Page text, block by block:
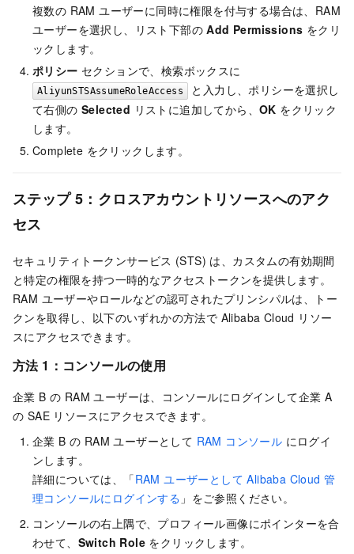
複数の RAM ユーザーに同時に権限を付与する場合は、RAM
ユーザーを選択し、リスト下部のAdd Permissions をクリ
ックします。
ポリシー セクションで、検索ボックスに
AliyunSTSAssumeRoleAccess
と入力し、ポリシーを選択し
て右側の Selected リストに追加してから、OK をクリック
します。
Complete をクリックします。
ステップ 5：クロスアカウントリソースへのアク
セス
セキュリティトークンサービス (STS) は、カスタムの有効期間
と特定の権限を持つ一時的なアクセストークンを提供します。
RAM ユーザーやロールなどの認可されたプリンシパルは、トー
クンを取得し、以下のいずれかの方法で Alibaba Cloud リソー
スにアクセスできます。
方法 1：コンソールの使用
企業 B の RAM ユーザーは、コンソールにログインして企業 A
の SAE リソースにアクセスできます。
企業 B の RAM ユーザーとして RAM コンソール にログイ
ンします。
詳細については、「RAM ユーザーとして Alibaba Cloud 管
理コンソールにログインする 」をご参照ください。
コンソールの右上隅で、プロフィール画像にポインターを合
わせて、 Switch Role をクリックします。